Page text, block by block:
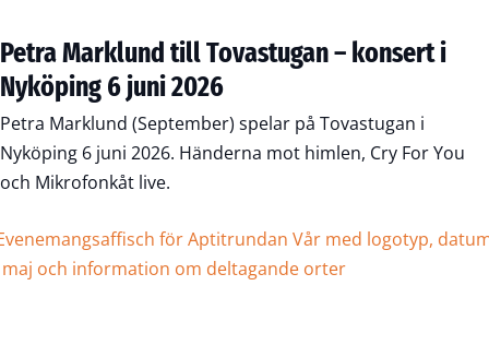
Petra Marklund till Tovastugan – konsert i
Nyköping 6 juni 2026
Petra Marklund (September) spelar på Tovastugan i
Nyköping 6 juni 2026. Händerna mot himlen, Cry For You
och Mikrofonkåt live.